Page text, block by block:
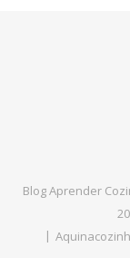
Blog Aprender